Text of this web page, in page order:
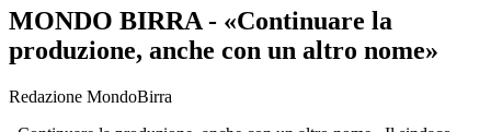
MONDO BIRRA - «Continuare la
produzione, anche con un altro nome»
Redazione MondoBirra